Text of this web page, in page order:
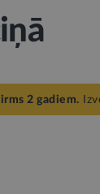
2 gadiem.